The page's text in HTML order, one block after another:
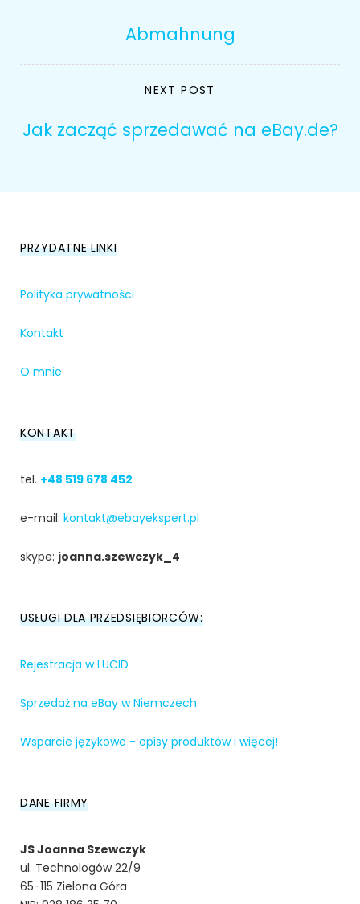
Abmahnung
NEXT POST
Jak zacząć sprzedawać na eBay.de?
PRZYDATNE LINKI
Polityka prywatności
Kontakt
O mnie
KONTAKT
tel. +48 519 678 452
e-mail: kontakt@ebayekspert.pl
skype: joanna.szewczyk_4
USŁUGI DLA PRZEDSIĘBIORCÓW:
Rejestracja w LUCID
Sprzedaż na eBay w Niemczech
Wsparcie językowe - opisy produktów i więcej!
DANE FIRMY
JS Joanna Szewczyk
ul. Technologów 22/9
65-115 Zielona Góra